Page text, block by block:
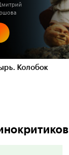
Колобок